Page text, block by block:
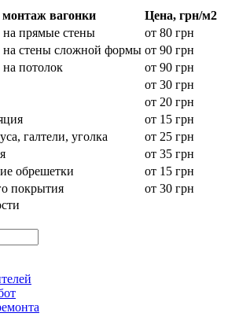
вагонки
Цена, грн/м2
прямые стены
от 80 грн
стены сложной формы от 90 грн
потолок
от 90 грн
от 30 грн
от 20 грн
от 15 грн
галтели, уголка
от 25 грн
от 35 грн
обрешетки
от 15 грн
покрытия
от 30 грн